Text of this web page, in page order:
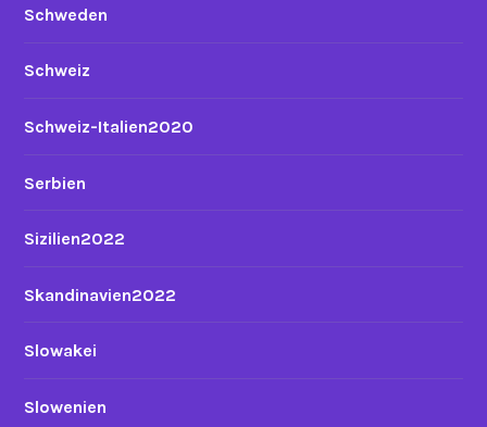
Schweden
Schweiz
Schweiz-Italien2020
Serbien
Sizilien2022
Skandinavien2022
Slowakei
Slowenien